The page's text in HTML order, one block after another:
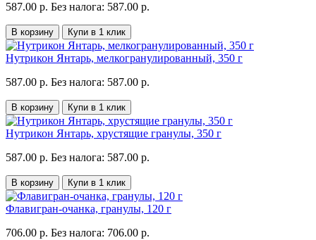
587.00 р. Без налога: 587.00 р.
В корзину Купи в 1 клик
Нутрикон Янтарь, мелкогранулированный, 350 г
587.00 р. Без налога: 587.00 р.
В корзину Купи в 1 клик
Нутрикон Янтарь, хрустящие гранулы, 350 г
587.00 р. Без налога: 587.00 р.
В корзину Купи в 1 клик
Флавигран-очанка, гранулы, 120 г
706.00 р. Без налога: 706.00 р.